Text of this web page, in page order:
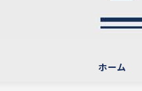
ホーム